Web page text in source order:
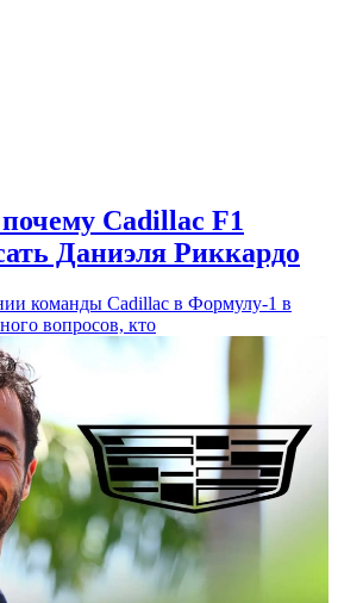
Cadillac F1
Даниэля Риккардо
команды Cadillac в Формулу-1 в
вопросов, кто